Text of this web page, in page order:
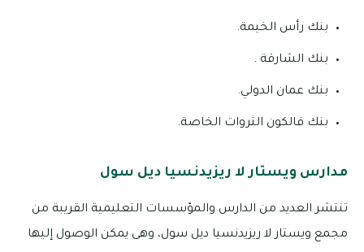
بنك رأس الخيمة.
بنك الشارقة .
بنك عمان الدولي.
بنك فالكون الثروات الخاصة.
مدارس ويستار لا ريزيدنسيا ديل سول
تنتشر العديد من الدارس والمؤسسات التعليمية القريبة من
مجمع ويستار لا ريزيدنسيا ديل سول، وهى يمكن الوصول إليها